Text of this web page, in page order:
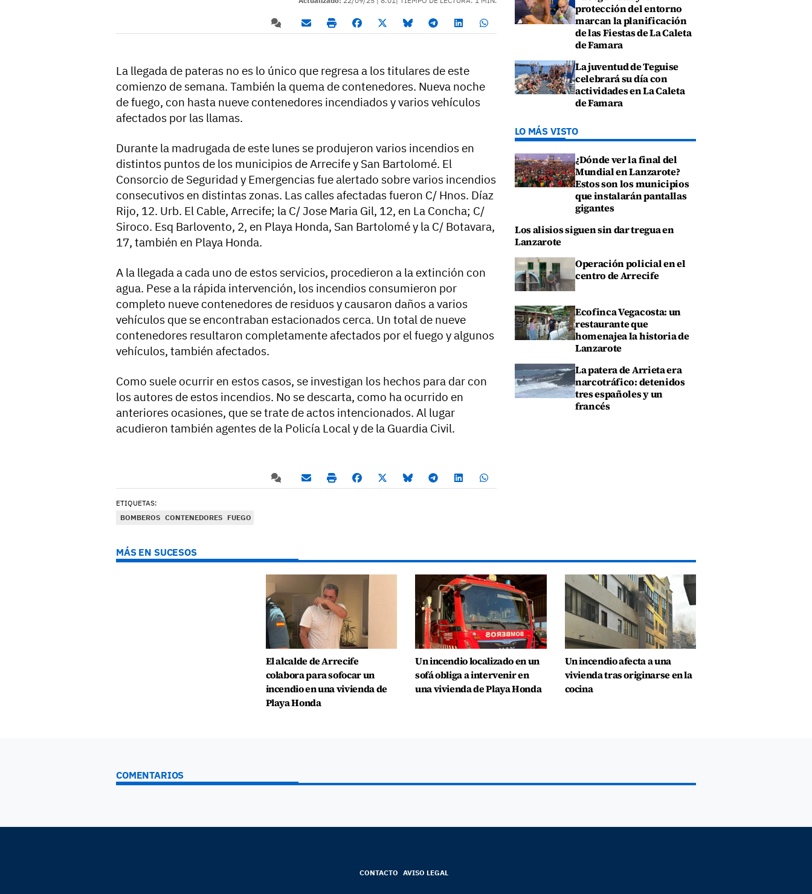
La llegada de pateras no es lo único que regresa a los titulares de este
comienzo de semana. También la quema de contenedores. Nueva noche
de fuego, con hasta nueve contenedores incendiados y varios vehículos
afectados por las llamas.
Durante la madrugada de este lunes se produjeron varios incendios en
distintos puntos de los municipios de Arrecife y San Bartolomé. El
Consorcio de Seguridad y Emergencias fue alertado sobre varios incendios
consecutivos en distintas zonas. Las calles afectadas fueron C/ Hnos. Díaz
Rijo, 12. Urb. El Cable, Arrecife; la C/ Jose Maria Gil, 12, en La Concha; C/
Siroco. Esq Barlovento, 2, en Playa Honda, San Bartolomé y la C/ Botavara,
17, también en Playa Honda.
A la llegada a cada uno de estos servicios, procedieron a la extinción con
agua. Pese a la rápida intervención, los incendios consumieron por
completo nueve contenedores de residuos y causaron daños a varios
vehículos que se encontraban estacionados cerca. Un total de nueve
contenedores resultaron completamente afectados por el fuego y algunos
vehículos, también afectados.
Como suele ocurrir en estos casos, se investigan los hechos para dar con
los autores de estos incendios. No se descarta, como ha ocurrido en
anteriores ocasiones, que se trate de actos intencionados. Al lugar
acudieron también agentes de la Policía Local y de la Guardia Civil.
ETIQUETAS:
BOMBEROS CONTENEDORES FUEGO
protección del entorno
marcan la planificación
de las Fiestas de La Caleta
de Famara
La juventud de Teguise
celebrará su día con
actividades en La Caleta
de Famara
LO MÁS VISTO
¿Dónde ver la final del
Mundial en Lanzarote?
Estos son los municipios
que instalarán pantallas
gigantes
Los alisios siguen sin dar tregua en
Lanzarote
Operación policial en el
centro de Arrecife
Ecofinca Vegacosta: un
restaurante que
homenajea la historia de
Lanzarote
La patera de Arrieta era
narcotráfico: detenidos
tres españoles y un
francés
MÁS EN SUCESOS
El alcalde de Arrecife
colabora para sofocar un
incendio en una vivienda de
Playa Honda
Un incendio localizado en un
sofá obliga a intervenir en
una vivienda de Playa Honda
Un incendio afecta a una
vivienda tras originarse en la
cocina
COMENTARIOS
CONTACTO AVISO LEGAL